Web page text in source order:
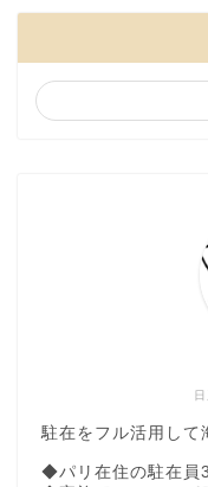
駐在をフル活用して
◆パリ在住の駐在員